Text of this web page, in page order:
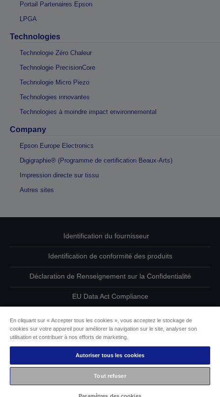
Portail Partenaires Epson
LPGA
Technologies
Technologie Zéro Chaleur
Technologie PrecisionCore
Technologie Micro Piezo
Technologies innovantes
Technologies à moindre impact environnemental
Company
Epson Europe Electronics
Digigraphie® (Programme de certification Beaux-Arts)
Impression directe sur tissu
Autres sites
Identification du fournisseur
Identification de conformité des produits
Déclaration de Renseignement sur la Confidentialité
EU Data Act Compliance
Informations sur les cookies
L’engagement d’Epson pour l’accessibilité
Copyright © 2026 Seiko Epson
En cliquant sur « Accepter tous les cookies », vous acceptez le stockage de
cookies sur votre appareil pour améliorer la navigation sur le site, analyser son
utilisation et contribuer à nos efforts de marketing.
Autoriser tous les cookies
Tout refuser